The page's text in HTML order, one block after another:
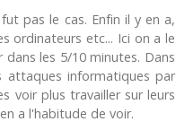
pas le cas. Enfin il y en a,
ordinateurs etc... Ici on a le
les 5/10 minutes. Dans
attaques informatiques par
voir plus travailler sur leurs
a l'habitude de voir.